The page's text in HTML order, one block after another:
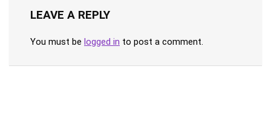
LEAVE A REPLY
You must be logged in to post a comment.